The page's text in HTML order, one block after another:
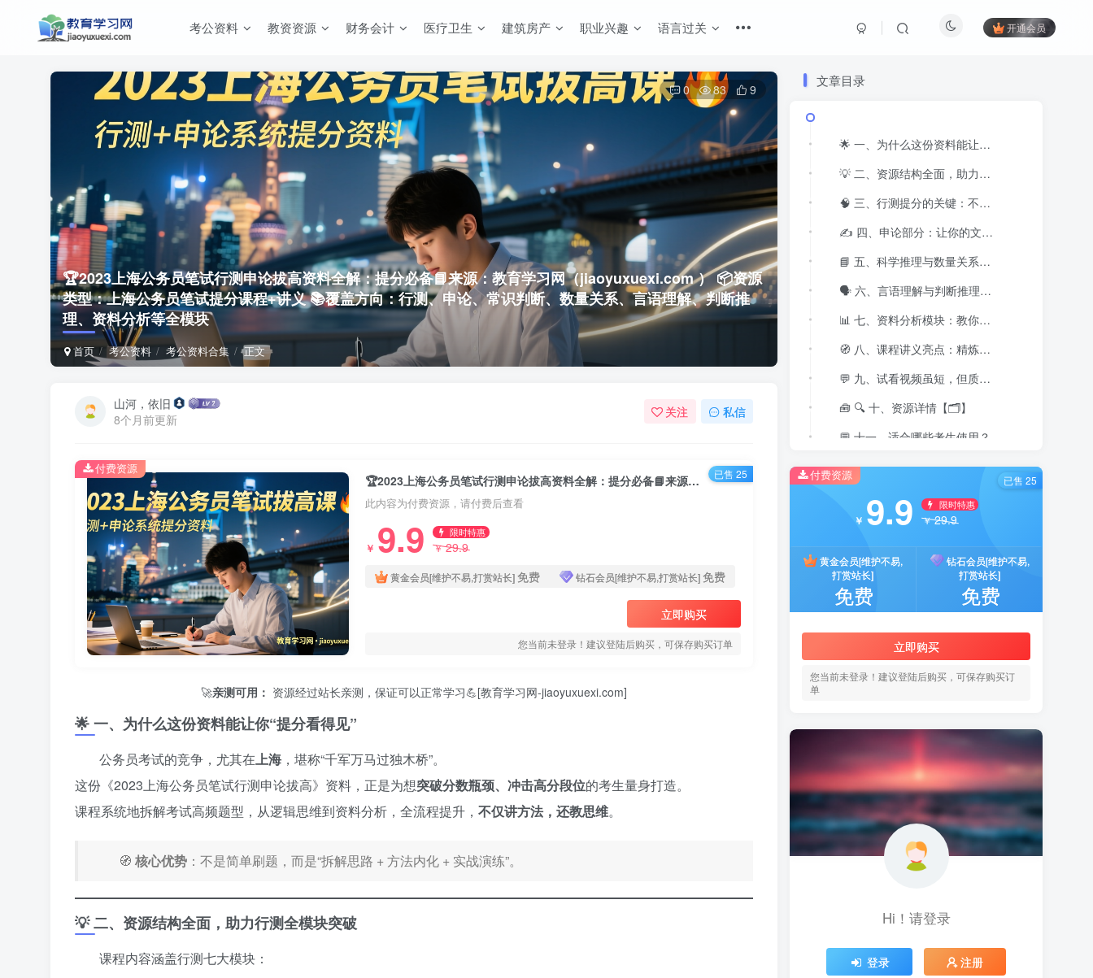
考公资料 教资资源 财务会计 医疗卫生 建筑房产 职业兴趣 语言过关 开通会员
🏆2023上海公务员笔试行测申论拔高资料全解：提分必备📘来源：教育学习网（jiaoyuxuexi.com ） 📦资源
类型：上海公务员笔试提分课程+讲义 📚覆盖方向：行测、申论、常识判断、数量关系、言语理解、判断推
理、资料分析等全模块
首页 考公资料 考公资料合集 正文
0 83 9
山河，依旧
8个月前更新
关注 私信
🏆2023上海公务员笔试行测申论拔高资料全解：提分必备📘来源：教育学习网（jiaoyuxuexi.com ） 📦资源类型：上海公务员笔试提分课程+讲义 📚覆盖方向：行测、申论、常识判断、数量关系、言语理解、判断推理、资料分析等全模块
此内容为付费资源，请付费后查看
￥ 9.9 限时特惠
￥29.9
黄金会员[维护不易,打赏站长]免费 钻石会员[维护不易,打赏站长]免费
立即购买
您当前未登录！建议登陆后购买，可保存购买订单
付费资源 已售 25
🚀亲测可用： 资源经过站长亲测，保证可以正常学习💪[教育学习网-jiaoyuxuexi.com]
🌟 一、为什么这份资料能让你“提分看得见”
公务员考试的竞争，尤其在上海 ，堪称“千军万马过独木桥”。
这份《2023上海公务员笔试行测申论拔高》资料，正是为想突破分数瓶颈、冲击高分段位的考生量身打造。
课程系统地拆解考试高频题型，从逻辑思维到资料分析，全流程提升， 不仅讲方法，还教思维。
🧭 核心优势 ：不是简单刷题，而是“拆解思路 + 方法内化 + 实战演练”。
💡 二、资源结构全面，助力行测全模块突破
课程内容涵盖行测七大模块：
文章目录
🌟 一、为什么这份资料能让你“提分看得见”
💡 二、资源结构全面，助力行测全模块突破
🧠 三、行测提分的关键：不是会做题，而是“会选项”
✍️ 四、申论部分：让你的文章更像“录用者写的”
📘 五、科学推理与数量关系：公式不多，但足够实用
🗣️ 六、言语理解与判断推理：让阅读速度提升50%
📊 七、资料分析模块：教你把“数字”变成“信息”
🧭 八、课程讲义亮点：精炼、结构化、实战导向
💬 九、试看视频虽短，但质量极高
🧰 🔍 十、资源详情【🗂️】
💬 十一、适合哪些考生使用？
🏁 十二、结语：不只是复习资料，而是上岸利器
付费资源
￥ 9.9 限时特惠
￥29.9
黄金会员[维护不易,
打赏站长]
免费
钻石会员[维护不易,
打赏站长]
免费
立即购买
您当前未登录！建议登陆后购买，可保存购买订
单
已售 25
Hi！请登录
登录 注册